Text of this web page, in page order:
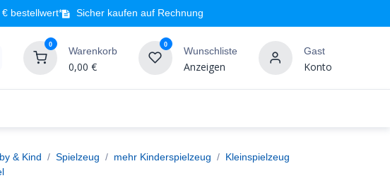
bestellwert* Sicher kaufen auf Rechnung
0
Warenkorb
0,00 €
0
Wunschliste
Anzeigen
Gast
Konto
& Kind Spielzeug mehr Kinderspielzeug
Kleinspielzeug